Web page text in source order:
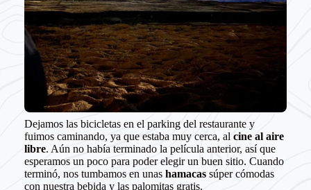
Dejamos las bicicletas en el parking del restaurante y
fuimos caminando, ya que estaba muy cerca, al cine al aire
libre. Aún no había terminado la película anterior, así que
esperamos un poco para poder elegir un buen sitio. Cuando
terminó, nos tumbamos en unas hamacassúper cómodas
con nuestra bebida y las palomitas gratis.